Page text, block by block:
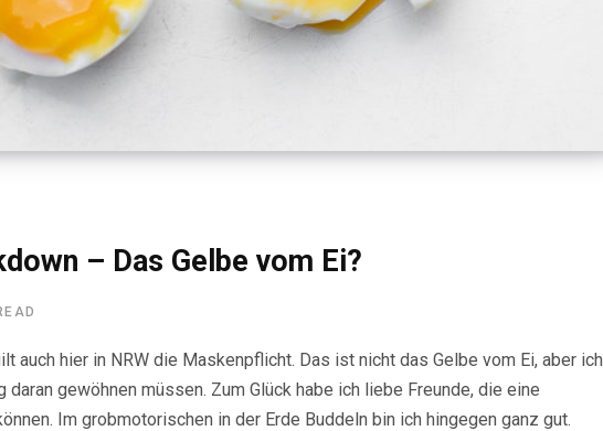
– Das Gelbe vom Ei?
auch hier in NRW die Maskenpflicht. Das ist nicht das Gelbe vom Ei, aber ich
gewöhnen müssen. Zum Glück habe ich liebe Freunde, die eine
Im grobmotorischen in der Erde Buddeln bin ich hingegen ganz gut.